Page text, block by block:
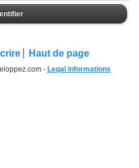
Haut de page
- Legal informations